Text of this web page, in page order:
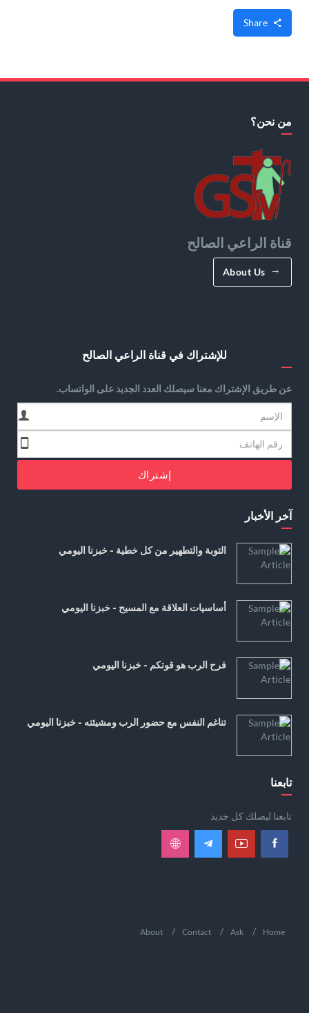
من نحن؟
قناة الراعي الصالح
About Us
للإشتراك في قناة الراعي الصالح
عن طريق الإشتراك معنا سيصلك العدد الجديد على الواتساب.
إشتراك
آخر الأخبار
التوبة والتطهير من كل خطية - خبزنا اليومي
أساسيات العلاقة مع المسيح - خبزنا اليومي
فرح الرب هو قوتكم - خبزنا اليومي
تناغم النفس مع حضور الرب ومشيئته - خبزنا اليومي
تابعنا
تابعنا ليصلك كل جديد
Home
Ask
Contact
About